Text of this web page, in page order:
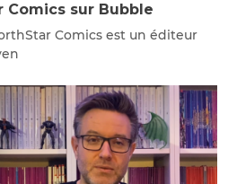
Comics sur Bubble
Comics est un éditeur